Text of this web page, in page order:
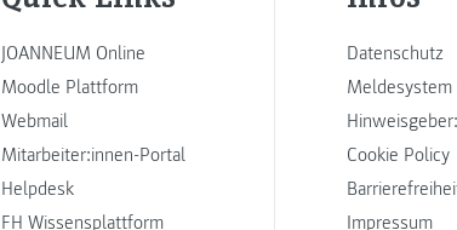
JOANNEUM Online
Moodle Plattform
Webmail
Mitarbeiter:innen-Portal
Helpdesk
FH Wissensplattform
Datenschutz
Cookie Policy
Impressum